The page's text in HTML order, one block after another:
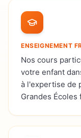
ENSEIGNEMENT
Nos cours
votre enfant
à l'expertise de
Grandes Écoles